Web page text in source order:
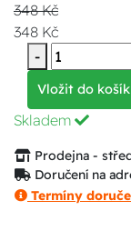
348 Kč
348 Kč
-
Vložit do
Skladem
Prodejna -
Doručení na
Termíny